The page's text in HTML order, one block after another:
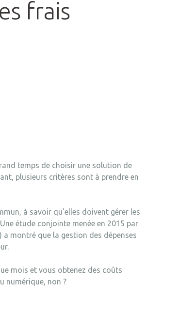
frais
temps de choisir une solution de
plusieurs critères sont à prendre en
à savoir qu’elles doivent gérer les
étude conjointe menée en 2015 par
montré que la gestion des dépenses
mois et vous obtenez des coûts
numérique, non ?